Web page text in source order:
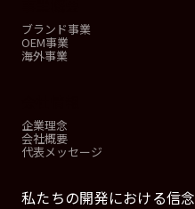
ブランド事業
OEM事業
海外事業
企業理念
会社概要
代表メッセージ
私たちの開発における信念